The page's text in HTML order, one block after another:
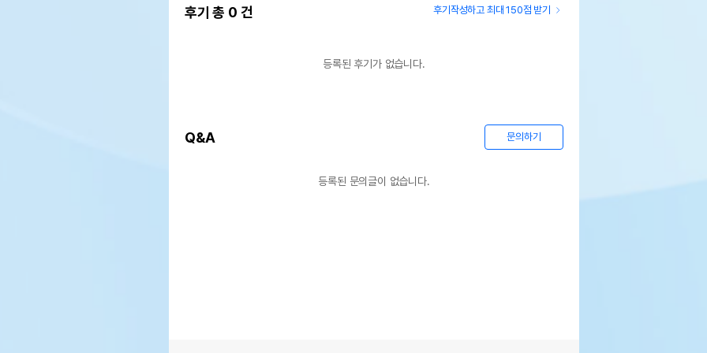
후기 총 0 건 후기작성하고 최대 150점 받기
등록된 후기가 없습니다.
Q&A 문의하기
등록된 문의글이 없습니다.